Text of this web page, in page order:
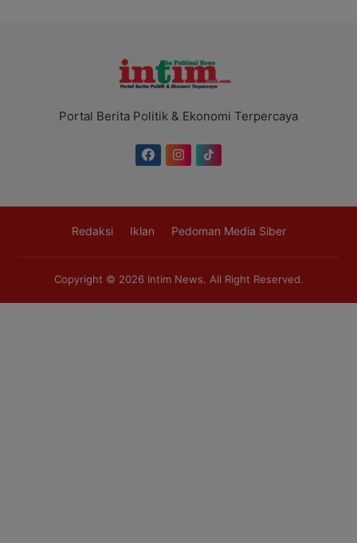
Portal Berita Politik & Ekonomi Terpercaya
Redaksi Iklan Pedoman Media Siber
Copyright © 2026 Intim News. All Right Reserved.